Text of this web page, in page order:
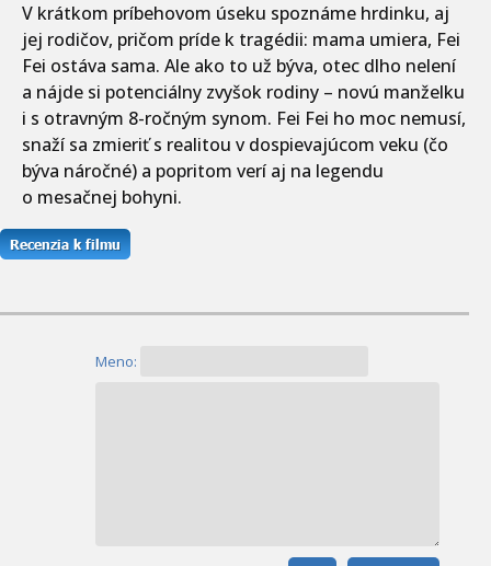
V krátkom príbehovom úseku spoznáme hrdinku, aj
jej rodičov, pričom príde k tragédii: mama umiera, Fei
Fei ostáva sama. Ale ako to už býva, otec dlho nelení
a nájde si potenciálny zvyšok rodiny – novú manželku
i s otravným 8-ročným synom. Fei Fei ho moc nemusí,
snaží sa zmieriť s realitou v dospievajúcom veku (čo
býva náročné) a popritom verí aj na legendu
o mesačnej bohyni.
Meno: